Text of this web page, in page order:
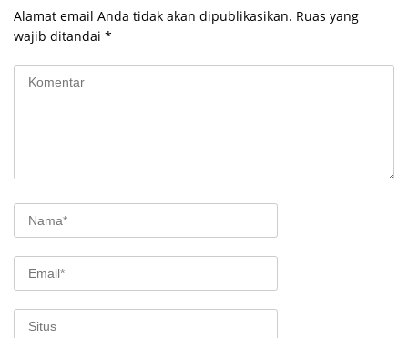
Alamat email Anda tidak akan dipublikasikan. Ruas yang
wajib ditandai *